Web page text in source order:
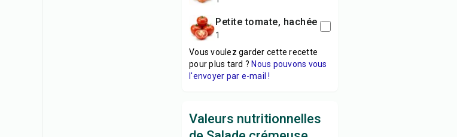
petite tomate, hachée
1
Vous voulez garder cette recette
pour plus tard ? Nous pouvons vous
l'envoyer par e-mail !
Valeurs nutritionnelles